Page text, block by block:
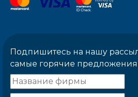
Подпишитесь на нашу
самые горячие